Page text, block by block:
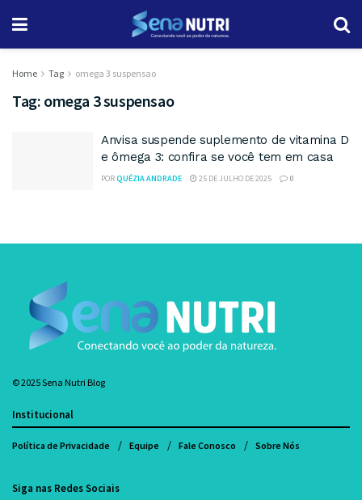
Home Tag omega 3 suspensao
Tag: omega 3 suspensao
Anvisa suspende suplemento de vitamina D
e ômega 3: confira se você tem em casa
PORQUÉZIA ANDRADE 25 DE JULHO DE 2025 0
© 2025Sena Nutri Blog
Institucional
Política de Privacidade Equipe Fale Conosco Sobre Nós
Siga nas Redes Sociais